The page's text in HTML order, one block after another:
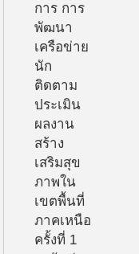
การ การ
พัฒนา
เครือข่าย
นัก
ติดตาม
ประเมิน
ผลงาน
สร้าง
เสริมสุข
ภาพใน
เขตพื้นที่
ภาคเหนือ
ครั้งที่ 1